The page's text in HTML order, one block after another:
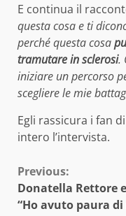
E continua il
questa cosa e ti
perché questa cosa
tramutare in sclerosi.
iniziare un percorso
scegliere le mie
Egli rassicura i fan
intero l’intervista.
Continue
Reading
Previous:
Donatella Rettore
“Ho avuto paura